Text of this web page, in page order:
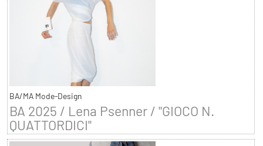
BA/MA Mode-Design
BA 2025 / Lena Psenner / "GIOCO N.
QUATTORDICI"